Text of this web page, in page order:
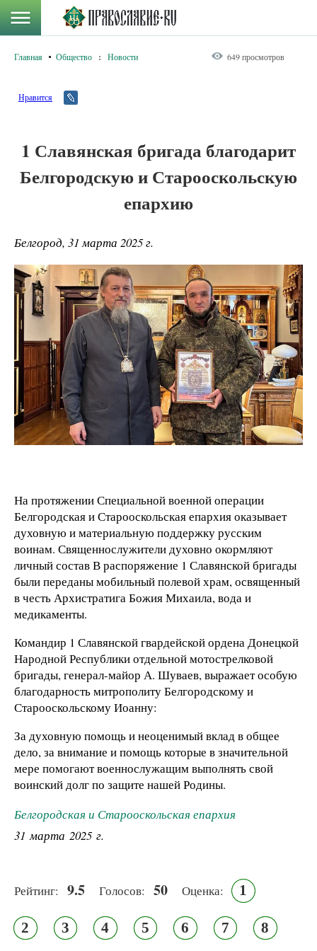
Главная Общество : Новости 649 просмотров
Нравится
1 Славянская бригада благодарит
Белгородскую и Старооскольскую
епархию
Белгород, 31 марта 2025 г.
На протяжении Специальной военной операции
Белгородская и Старооскольская епархия оказывает
духовную и материальную поддержку русским
воинам. Священнослужители духовно окормляют
личный состав В распоряжение 1 Славянской бригады
были переданы мобильный полевой храм, освященный
в честь Архистратига Божия Михаила, вода и
медикаменты.
Командир 1 Славянской гвардейской ордена Донецкой
Народной Республики отдельной мотострелковой
бригады, генерал-майор А. Шуваев, выражает особую
благодарность митрополиту Белгородскому и
Старооскольскому Иоанну:
За духовную помощь и неоценимый вклад в общее
дело, за внимание и помощь которые в значительной
мере помогают военнослужащим выполнять свой
воинский долг по защите нашей Родины.
Белгородская и Старооскольская епархия
31 марта 2025 г.
Рейтинг: 9.5 Голосов: 50 Оценка: 1
2 3 4 5 6 7 8